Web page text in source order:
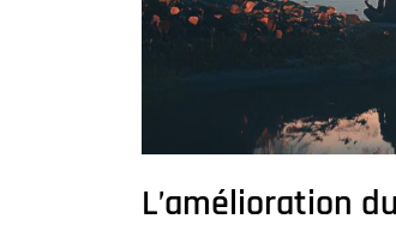
L’amélioration